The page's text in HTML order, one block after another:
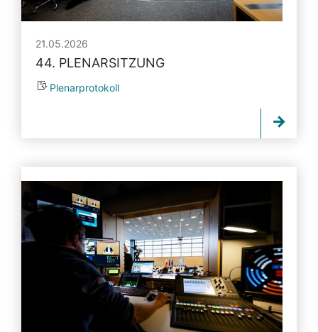
21.05.2026
44. PLENARSITZUNG
Plenarprotokoll